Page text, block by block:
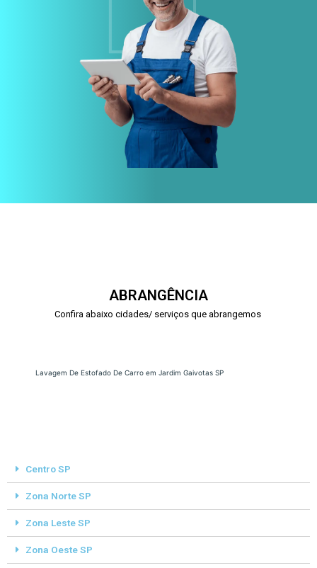
ABRANGÊNCIA
Confira abaixo cidades/ serviços que abrangemos
Lavagem De Estofado De Carro em Jardim Gaivotas SP
Centro SP
Zona Norte SP
Zona Leste SP
Zona Oeste SP